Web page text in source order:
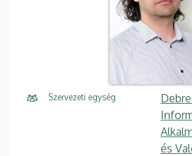
Szervezeti egység
és